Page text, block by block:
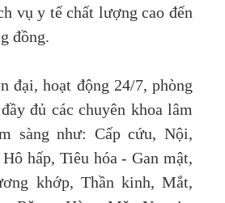
vụ y tế chất lượng cao đến
đồng.
đại, hoạt động 24/7, phòng
đủ các chuyên khoa lâm
sàng như: Cấp cứu, Nội,
hấp, Tiêu hóa - Gan mật,
khớp, Thần kinh, Mắt,